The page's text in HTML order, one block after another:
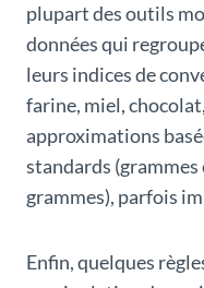
plupart des outils
données qui
leurs indices de
farine, miel,
approximations
standards
grammes), parfois
Enfin, quelques